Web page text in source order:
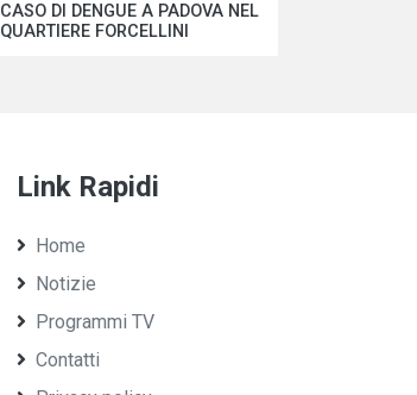
CASO DI DENGUE A PADOVA NEL
QUARTIERE FORCELLINI
Link Rapidi
Home
Notizie
Programmi TV
Contatti